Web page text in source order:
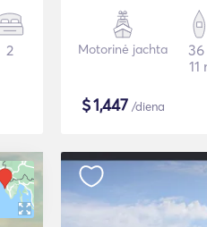
2 Motorinė jachta
11
$1,447 /diena